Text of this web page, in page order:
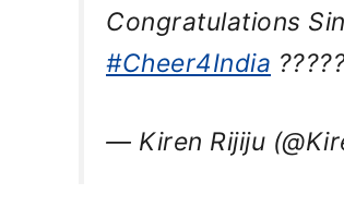
Congratulations
#Cheer4India
— Kiren Rijiju